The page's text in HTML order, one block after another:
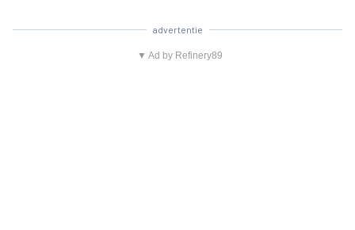
advertentie
▼ Ad by Refinery89